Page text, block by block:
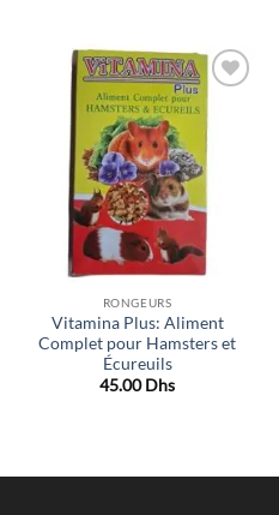
Ajouter
souhaits
RONGEURS
Vitamina Plus: Aliment
Complet pour Hamsters et
Écureuils
45.00Dhs